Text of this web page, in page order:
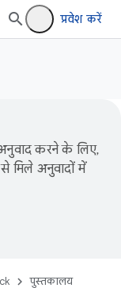
प्रवेश करें
करने के लिए,
मिले अनुवादों में
पुस्तकालय